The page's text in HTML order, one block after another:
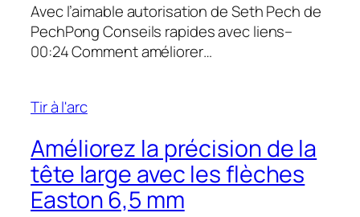
Avec l’aimable autorisation de Seth Pech de
PechPong Conseils rapides avec liens–
00:24 Comment améliorer…
Tir à l'arc
Améliorez la précision de la
tête large avec les flèches
Easton 6,5 mm